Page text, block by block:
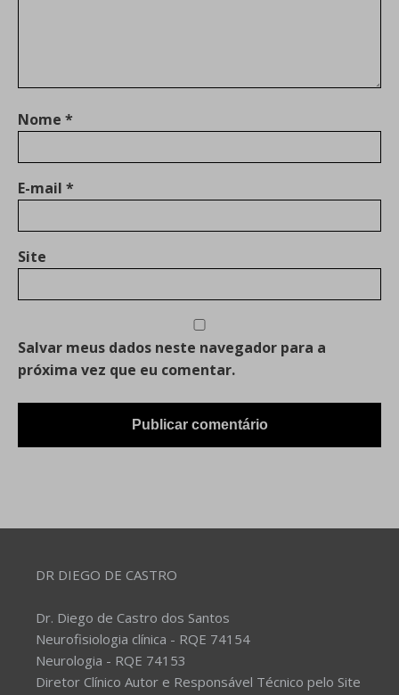
Nome *
E-mail *
Site
Salvar meus dados neste navegador para a
próxima vez que eu comentar.
DR DIEGO DE CASTRO
Dr. Diego de Castro dos Santos
Neurofisiologia clínica - RQE 74154
Neurologia - RQE 74153
Diretor Clínico Autor e Responsável Técnico pelo Site